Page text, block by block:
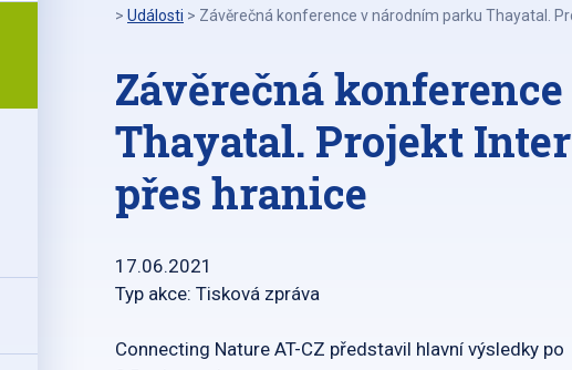
> Události > Závěrečná konference v národním parku Thayatal.
Závěrečná
Thayatal. Projekt
přes hranice
17.06.2021
Typ akce: Tisková zpráva
Connecting Nature AT-CZ představil hlavní výsledky po